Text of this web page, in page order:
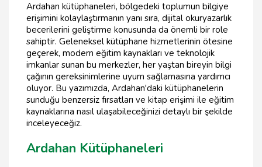
Ardahan kütüphaneleri, bölgedeki toplumun bilgiye
erişimini kolaylaştırmanın yanı sıra, dijital okuryazarlık
becerilerini geliştirme konusunda da önemli bir role
sahiptir. Geleneksel kütüphane hizmetlerinin ötesine
geçerek, modern eğitim kaynakları ve teknolojik
imkanlar sunan bu merkezler, her yaştan bireyin bilgi
çağının gereksinimlerine uyum sağlamasına yardımcı
oluyor. Bu yazımızda, Ardahan'daki kütüphanelerin
sunduğu benzersiz fırsatları ve kitap erişimi ile eğitim
kaynaklarına nasıl ulaşabileceğinizi detaylı bir şekilde
inceleyeceğiz.
Ardahan Kütüphaneleri